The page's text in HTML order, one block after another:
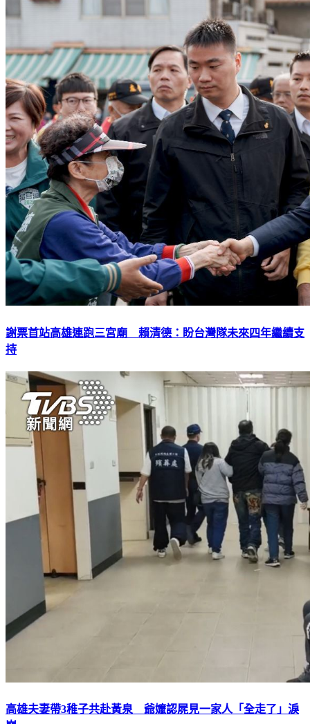
謝票首站高雄連跑三宮廟 賴清德：盼台灣隊未來四年繼續支
持
高雄夫妻帶3稚子共赴黃泉 爺嬤認屍見一家人「全走了」淚